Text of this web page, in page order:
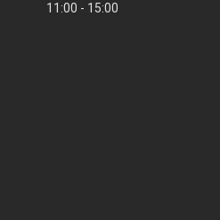
11:00 15:00